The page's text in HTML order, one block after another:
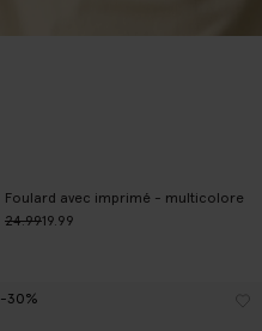
Foulard avec imprimé - multicolore
24.9919.99
-30%